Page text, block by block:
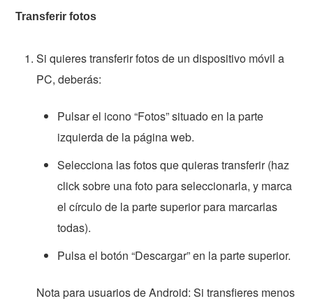
Transferir fotos
Si quieres transferir fotos de un dispositivo móvil a
PC, deberás:
Pulsar el icono “Fotos” situado en la parte
izquierda de la página web.
Selecciona las fotos que quieras transferir (haz
click sobre una foto para seleccionarla, y marca
el círculo de la parte superior para marcarlas
todas).
Pulsa el botón “Descargar” en la parte superior.
Nota para usuarios de Android: Si transfieres menos